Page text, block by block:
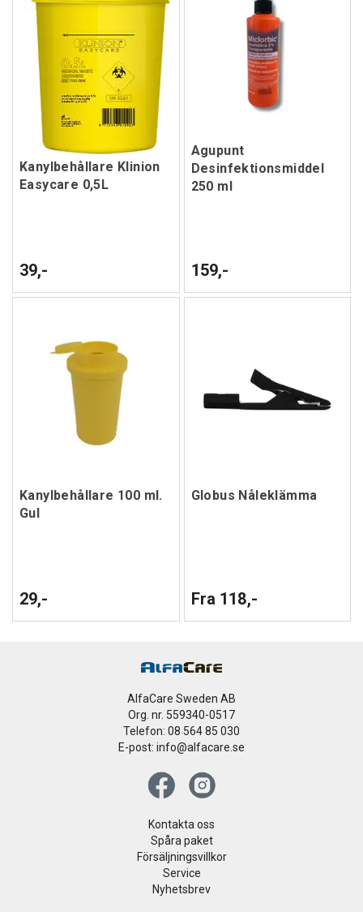
Kanylbehållare Klinion
Easycare 0,5L
39,-
Agupunt
Desinfektionsmiddel
250 ml
159,-
Kanylbehållare 100 ml.
Gul
29,-
Globus Nåleklämma
Fra 118,-
AlfaCare Sweden AB
Org. nr. 559340-0517
Telefon: 08 564 85 030
E-post: info@alfacare.se
Kontakta oss
Spåra paket
Försäljningsvillkor
Service
Nyhetsbrev